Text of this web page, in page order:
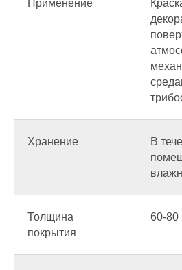
Применение
Хранение
В
Толщина
покрытия
60-80